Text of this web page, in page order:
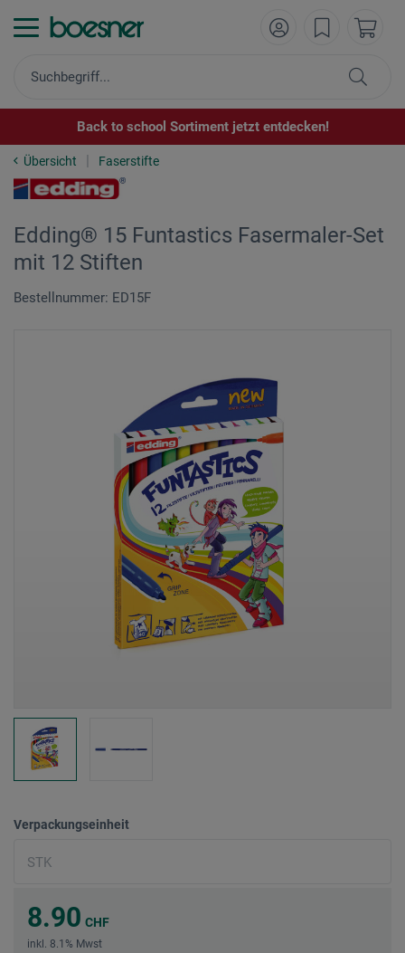
Back to school Sortiment jetzt entdecken!
Übersicht Faserstifte
Edding® 15 Funtastics Fasermaler-Set
mit 12 Stiften
Bestellnummer: ED15F
Verpackungseinheit
8.90 CHF
inkl. 8.1% Mwst